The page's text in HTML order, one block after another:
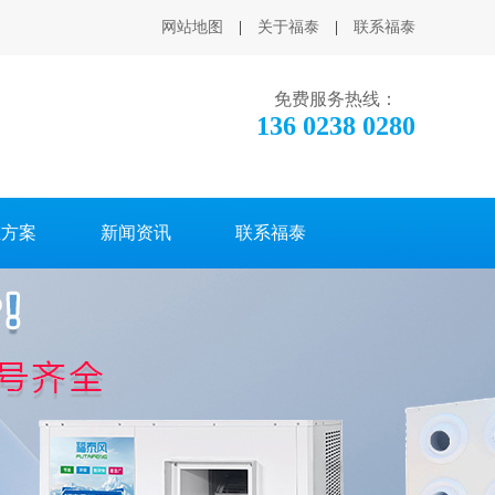
网站地图 关于福泰 联系福泰
免费服务热线：
136 0238 0280
案 新闻资讯 联系福泰